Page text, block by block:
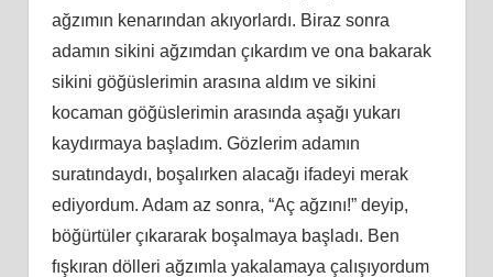
ağzımın kenarından akıyorlardı. Biraz sonra
adamın sikini ağzımdan çıkardım ve ona bakarak
sikini göğüslerimin arasına aldım ve sikini
kocaman göğüslerimin arasında aşağı yukarı
kaydırmaya başladım. Gözlerim adamın
suratındaydı, boşalırken alacağı ifadeyi merak
ediyordum. Adam az sonra, “Aç ağzını!” deyip,
böğürtüler çıkararak boşalmaya başladı. Ben
fışkıran dölleri ağzımla yakalamaya çalışıyordum